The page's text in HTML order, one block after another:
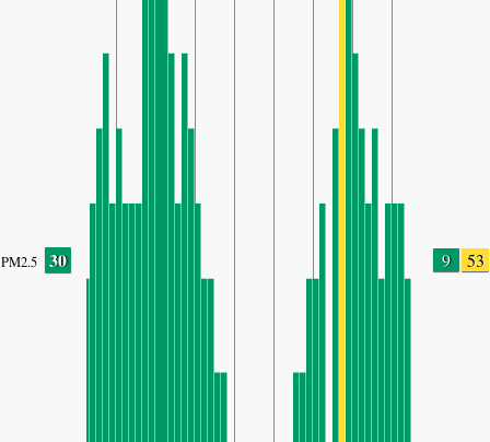
PM2.5 30 9 53